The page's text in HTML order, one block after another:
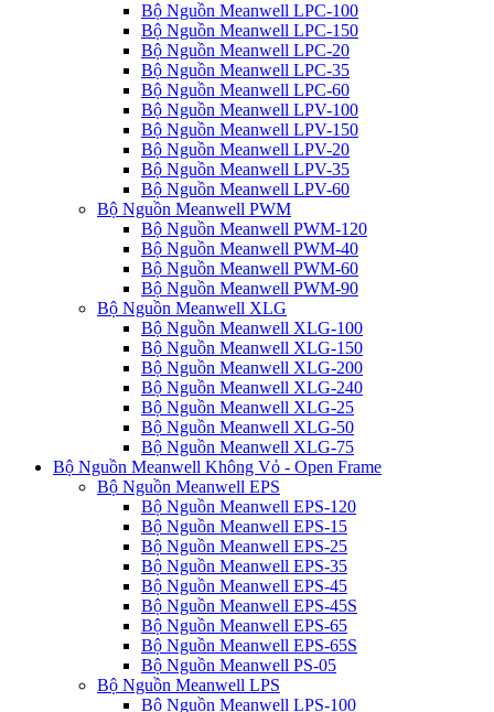
Bộ Nguồn Meanwell LPC-100
Bộ Nguồn Meanwell LPC-150
Bộ Nguồn Meanwell LPC-20
Bộ Nguồn Meanwell LPC-35
Bộ Nguồn Meanwell LPC-60
Bộ Nguồn Meanwell LPV-100
Bộ Nguồn Meanwell LPV-150
Bộ Nguồn Meanwell LPV-20
Bộ Nguồn Meanwell LPV-35
Bộ Nguồn Meanwell LPV-60
Bộ Nguồn Meanwell PWM
Bộ Nguồn Meanwell PWM-120
Bộ Nguồn Meanwell PWM-40
Bộ Nguồn Meanwell PWM-60
Bộ Nguồn Meanwell PWM-90
Bộ Nguồn Meanwell XLG
Bộ Nguồn Meanwell XLG-100
Bộ Nguồn Meanwell XLG-150
Bộ Nguồn Meanwell XLG-200
Bộ Nguồn Meanwell XLG-240
Bộ Nguồn Meanwell XLG-25
Bộ Nguồn Meanwell XLG-50
Bộ Nguồn Meanwell XLG-75
Bộ Nguồn Meanwell Không Vỏ - Open Frame
Bộ Nguồn Meanwell EPS
Bộ Nguồn Meanwell EPS-120
Bộ Nguồn Meanwell EPS-15
Bộ Nguồn Meanwell EPS-25
Bộ Nguồn Meanwell EPS-35
Bộ Nguồn Meanwell EPS-45
Bộ Nguồn Meanwell EPS-45S
Bộ Nguồn Meanwell EPS-65
Bộ Nguồn Meanwell EPS-65S
Bộ Nguồn Meanwell PS-05
Bộ Nguồn Meanwell LPS
Bộ Nguồn Meanwell LPS-100